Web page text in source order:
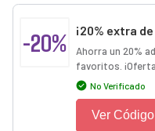
-20% ¡20% extra
Ahorra un 20%
favoritos.
No Verificado
Ver Código